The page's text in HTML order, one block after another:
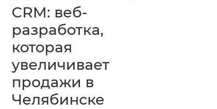
CRM: веб-
разработка,
которая
увеличивает
продажи в
Челябинске